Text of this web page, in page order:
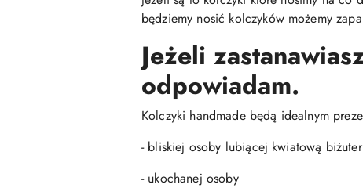
będziemy nosić kolczyków możemy
Jeżeli
odpowiadam.
Kolczyki handmade będą idealnym
- bliskiej osoby lubiącej kwiatową
- ukochanej osoby